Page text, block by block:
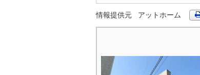
情報提供元 アットホーム